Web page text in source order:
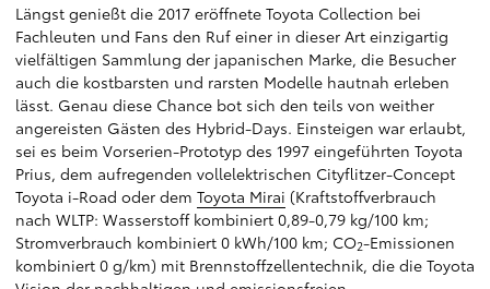
Längst genießt die 2017 eröffnete Toyota Collection bei
Fachleuten und Fans den Ruf einer in dieser Art einzigartig
vielfältigen Sammlung der japanischen Marke, die Besucher
auch die kostbarsten und rarsten Modelle hautnah erleben
lässt. Genau diese Chance bot sich den teils von weither
angereisten Gästen des Hybrid-Days. Einsteigen war erlaubt,
sei es beim Vorserien-Prototyp des 1997 eingeführten Toyota
Prius, dem aufregenden vollelektrischen Cityflitzer-Concept
Toyota i-Road oder dem Toyota Mirai (Kraftstoffverbrauch
nach WLTP: Wasserstoff kombiniert 0,89-0,79 kg/100 km;
Stromverbrauch kombiniert 0 kWh/100 km; CO2-Emissionen
kombiniert 0 g/km) mit Brennstoffzellentechnik, die die Toyota